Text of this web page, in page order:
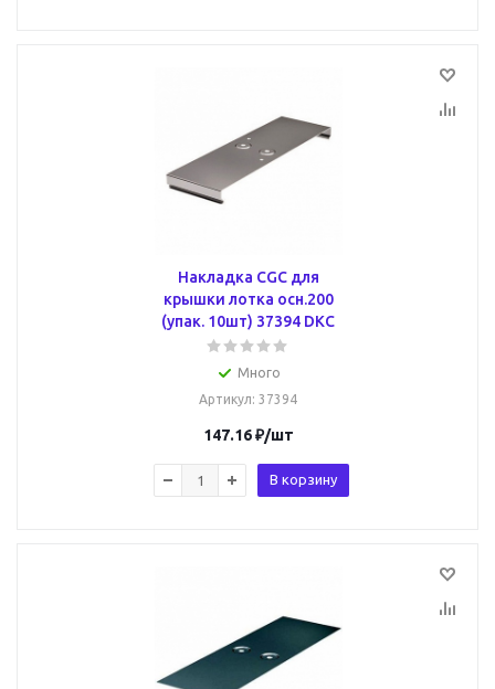
Накладка CGC для
крышки лотка осн.200
(упак. 10шт) 37394 DKC
Много
Артикул: 37394
147.16₽/шт
В корзину